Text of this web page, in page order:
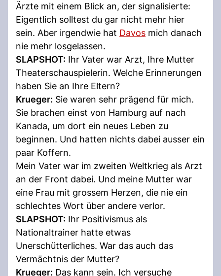
Ärzte mit einem Blick an, der signalisierte:
Eigentlich solltest du gar nicht mehr hier
sein. Aber irgendwie hat Davos mich danach
nie mehr losgelassen.
SLAPSHOT: Ihr Vater war Arzt, Ihre Mutter
Theaterschauspielerin. Welche Erinnerungen
haben Sie an Ihre Eltern?
Krueger: Sie waren sehr prägend für mich.
Sie brachen einst von Hamburg auf nach
Kanada, um dort ein neues Leben zu
beginnen. Und hatten nichts dabei ausser ein
paar Koffern.
Mein Vater war im zweiten Weltkrieg als Arzt
an der Front dabei. Und meine Mutter war
eine Frau mit grossem Herzen, die nie ein
schlechtes Wort über andere verlor.
SLAPSHOT: Ihr Positivismus als
Nationaltrainer hatte etwas
Unerschütterliches. War das auch das
Vermächtnis der Mutter?
Krueger: Das kann sein. Ich versuche